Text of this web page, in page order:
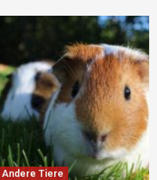
Andere Tiere